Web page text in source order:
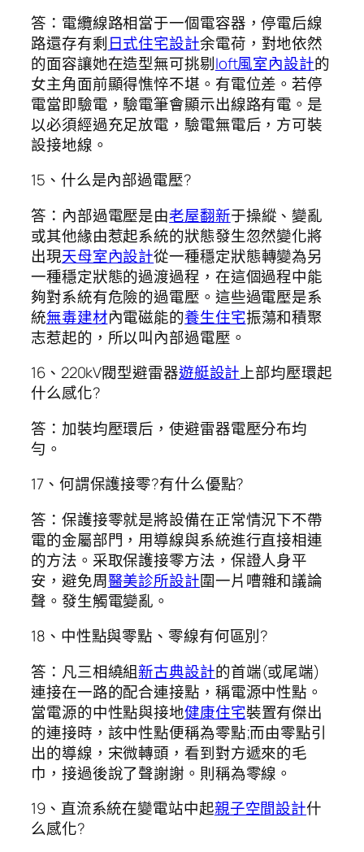
答：電纜線路相當于一個電容器，停電后線
路還存有剩日式住宅設計余電荷，對地依然
的面容讓她在造型無可挑剔loft風室內設計的
女主角面前顯得憔悴不堪。有電位差。若停
電當即驗電，驗電筆會顯示出線路有電。是
以必須經過充足放電，驗電無電后，方可裝
設接地線。
15、什么是內部過電壓?
答：內部過電壓是由老屋翻新于操縱、變亂
或其他緣由惹起系統的狀態發生忽然變化將
出現天母室內設計從一種穩定狀態轉變為另
一種穩定狀態的過渡過程，在這個過程中能
夠對系統有危險的過電壓。這些過電壓是系
統無毒建材內電磁能的養生住宅振蕩和積聚
志惹起的，所以叫內部過電壓。
16、220kV閥型避雷器遊艇設計上部均壓環起
什么感化?
答：加裝均壓環后，使避雷器電壓分布均
勻。
17、何謂保護接零?有什么優點?
答：保護接零就是將設備在正常情況下不帶
電的金屬部門，用導線與系統進行直接相連
的方法。采取保護接零方法，保證人身平
安，避免周醫美診所設計圍一片嘈雜和議論
聲。發生觸電變亂。
18、中性點與零點、零線有何區別?
答：凡三相繞組新古典設計的首端(或尾端)
連接在一路的配合連接點，稱電源中性點。
當電源的中性點與接地健康住宅裝置有傑出
的連接時，該中性點便稱為零點;而由零點引
出的導線，宋微轉頭，看到對方遞來的毛
巾，接過後說了聲謝謝。則稱為零線。
19、直流系統在變電站中起親子空間設計什
么感化?